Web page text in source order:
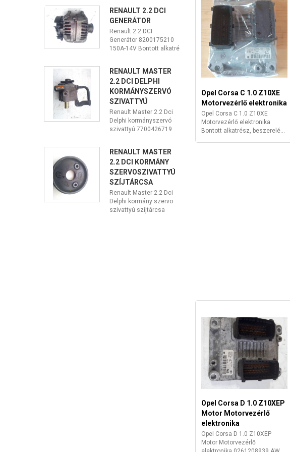
Opel Corsa C 1.0 Z10XE
Motorvezérlő elektronika
Opel Corsa C 1.0 Z10XE
Motorvezérlő elektronika
Bontott alkatrész, beszerelé...
Opel Corsa D 1.0 Z10XEP
Motor Motorvezérlő
elektronika
Opel Corsa D 1.0 Z10XEP
Motor Motorvezérlő
RENAULT 2.2 DCI
GENERÁTOR
Renault 2.2 DCI
Generátor 8200175210
150A-14V Bontott alkatré
RENAULT MASTER
2.2 DCI DELPHI
KORMÁNYSZERVÓ
SZIVATTYÚ
Renault Master 2.2 Dci
Delphi kormányszervó
szivattyú 7700426719
RENAULT MASTER
2.2 DCI KORMÁNY
SZERVOSZIVATTYÚ
SZÍJTÁRCSA
Renault Master 2.2 Dci
Delphi kormány szervo
szivattyú szíjtárcsa